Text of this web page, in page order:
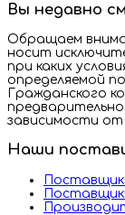
Вы недавно
Обращаем
носит
при каких
определяемой
Гражданского
зависимости от
Наши